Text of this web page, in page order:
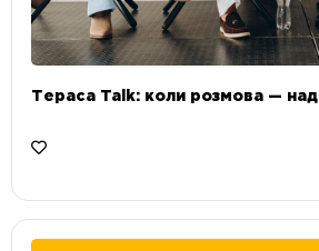
Тераса Talk: коли розмова —